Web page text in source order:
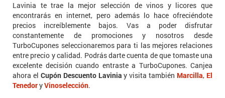
Lavinia te trae la mejor selección de vinos y licores que
encontrarás en internet, pero además lo hace ofreciéndote
precios increíblemente bajos. Vas a poder disfrutar
constantemente de promociones y nosotros desde
TurboCupones seleccionaremos para ti las mejores relaciones
entre precio y calidad. Podrás darte cuenta de que tomaste una
excelente decisión cuando entraste a TurboCupones. Canjea
ahora el Cupón Descuento Lavinia y visita también Marcilla, El
TenedoryVinoselección.